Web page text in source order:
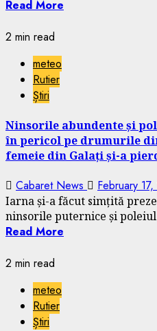
Read More
2 min read
meteo
Rutier
Știri
Ninsorile abundente și
în pericol pe drumurile
femeie din Galați și-a
Cabaret News February
Iarna și-a făcut simțită
ninsorile puternice și
Read More
2 min read
meteo
Rutier
Știri